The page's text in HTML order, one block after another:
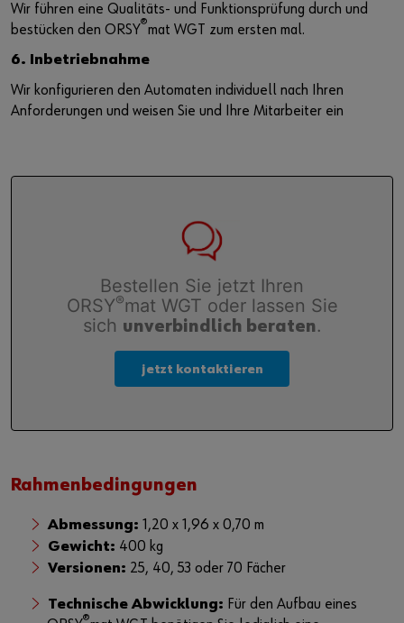
Wir führen eine Qualitäts- und Funktionsprüfung durch und
bestücken den ORSY®mat WGT zum ersten mal.
6. Inbetriebnahme
Wir konfigurieren den Automaten individuell nach Ihren
Anforderungen und weisen Sie und Ihre Mitarbeiter ein
Bestellen Sie jetzt Ihren
ORSY®mat WGT oder lassen Sie
sich unverbindlich beraten.
jetzt kontaktieren
Rahmenbedingungen
Abmessung: 1,20 x 1,96 x 0,70 m
Gewicht: 400 kg
Versionen: 25, 40, 53 oder 70 Fächer
Technische Abwicklung: Für den Aufbau eines